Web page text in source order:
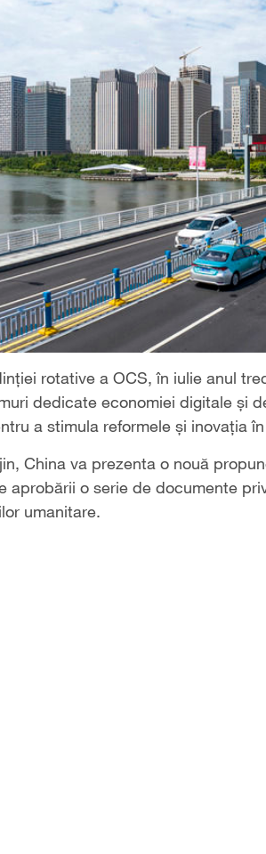
rotative a OCS, în iulie anul
dedicate economiei digitale și
a stimula reformele și inovația
China va prezenta o nouă
aprobării o serie de documente
umanitare.